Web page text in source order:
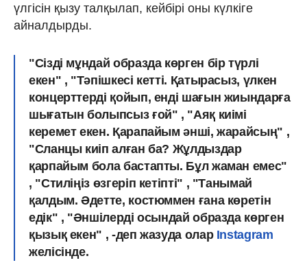
үлгісін қызу талқылап, кейбірі оны күлкіге
айналдырды.
"Сізді мұндай образда көрген бір түрлі
екен" , "Тәпішкесі кетті. Қатырасыз, үлкен
концерттерді қойып, енді шағын жиындарға
шығатын болыпсыз ғой" , "Аяқ киімі
керемет екен. Қарапайым әнші, жарайсың" ,
"Сланцы киіп алған ба? Жұлдыздар
қарпайым бола бастапты. Бұл жаман емес"
, "Стиліңіз өзгеріп кетіпті" , "Танымай
қалдым. Әдетте, костюммен ғана көретін
едік" , "Әншілерді осындай образда көрген
қызық екен" , -деп жазуда олар Instagram
желісінде.